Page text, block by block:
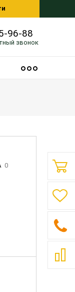
96-88
звонок
0